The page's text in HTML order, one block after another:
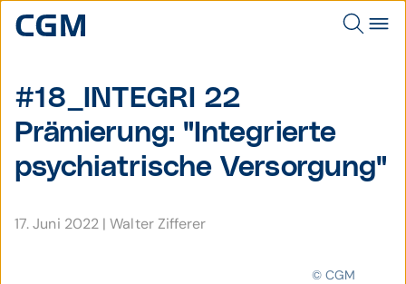
#18_INTEGRI 22
Prämierung: "Integrierte
psychiatrische Versorgung"
17. Juni 2022 |Walter Zifferer
© CGM